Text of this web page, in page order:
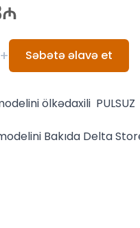
+ Səbətə əlavə et
ölkədaxili
Bakıda Delta